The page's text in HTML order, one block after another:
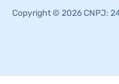
Copyright © 2026 CNPJ: